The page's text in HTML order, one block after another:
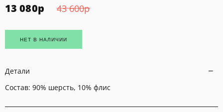
13 080р 43 600р
НЕТ В НАЛИЧИИ
Детали
Состав: 90% шерсть, 10% флис